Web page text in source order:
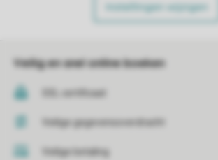
Instellingen wijzigen
Veilig en snel online boeken
SSL certificaat
Veilige gegevensoverdracht
Veilige betaling